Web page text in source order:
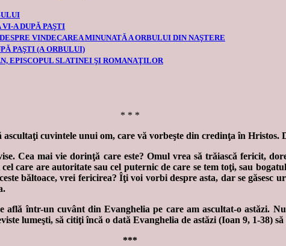
A DUPĂ PAŞTI
VINDECAREA MINUNATĂ A ORBULUI DIN NAŞTERE
PAŞTI (A ORBULUI)
EPISCOPUL SLATINEI ŞI ROMANAŢILOR
* * *
cuvintele unui om, care vă vorbeşte din credinţa în Hristos.
Cea mai vie dorinţă care este? Omul vrea să trăiască fericit,
care are autoritate sau cel puternic de care se tem toţi, sau
băltoace, vrei fericirea? Îţi voi vorbi despre asta, dar se găsesc
află într-un cuvânt din Evanghelia pe care am ascultat-o astăzi.
lumeşti, să citiţi încă o dată Evanghelia de astăzi (Ioan 9, 1-38)
***